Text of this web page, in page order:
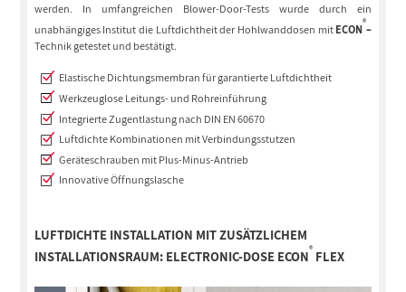
werden. In umfangreichen Blower-Door-Tests wurde durch ein
unabhängiges Institut die Luftdichtheit der Hohlwanddosen mitECON®–
Technik getestet und bestätigt.
Elastische Dichtungsmembran für garantierte Luftdichtheit
Werkzeuglose Leitungs- und Rohreinführung
Integrierte Zugentlastung nach DIN EN 60670
Luftdichte Kombinationen mit Verbindungsstutzen
Geräteschrauben mit Plus-Minus-Antrieb
Innovative Öffnungslasche
LUFTDICHTE INSTALLATION MIT ZUSÄTZLICHEM
INSTALLATIONSRAUM: ELECTRONIC-DOSE ECON® FLEX